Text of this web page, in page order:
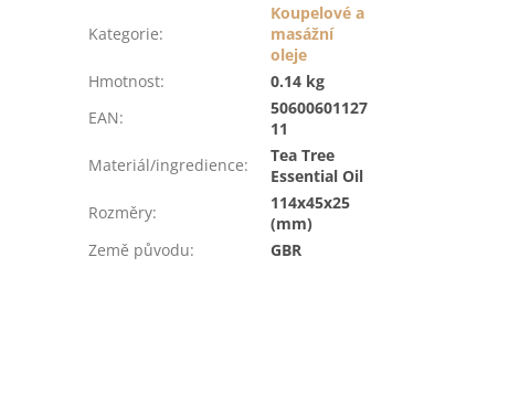
Kategorie:
Koupelové a
masážní
oleje
Hmotnost:
0.14 kg
EAN:
50600601127
11
Materiál/ingredience:
Tea Tree
Essential Oil
Rozměry:
114x45x25
(mm)
Země původu: GBR